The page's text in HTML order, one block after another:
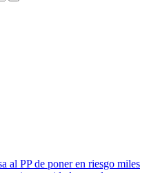
al PP de poner en riesgo miles